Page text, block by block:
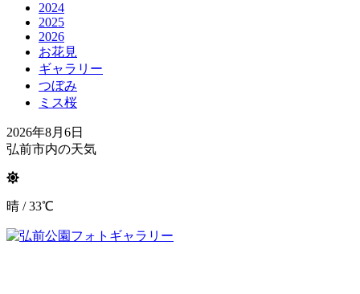
2024
2025
2026
お花見
ギャラリー
つぼみ
ミス桜
2026年8月6日
弘前市内の天気
晴 / 33℃